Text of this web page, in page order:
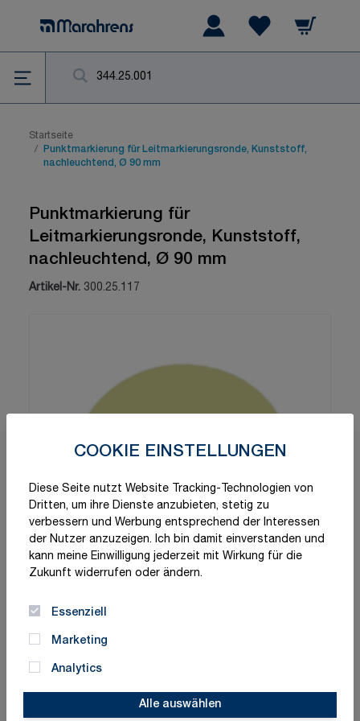
COOKIE EINSTELLUNGEN
Diese Seite nutzt Website Tracking-Technologien von
Dritten, um ihre Dienste anzubieten, stetig zu
verbessern und Werbung entsprechend der Interessen
der Nutzer anzuzeigen. Ich bin damit einverstanden und
kann meine Einwilligung jederzeit mit Wirkung für die
Zukunft widerrufen oder ändern.
Essenziell
Marketing
Analytics
Alle auswählen
Warenkorb
Startseite
/
Punktmarkierung für Leitmarkierungsronde, Kunststoff,
nachleuchtend, Ø 90 mm
Punktmarkierung für
Leitmarkierungsronde, Kunststoff,
nachleuchtend, Ø 90 mm
Artikel-Nr. 300.25.117